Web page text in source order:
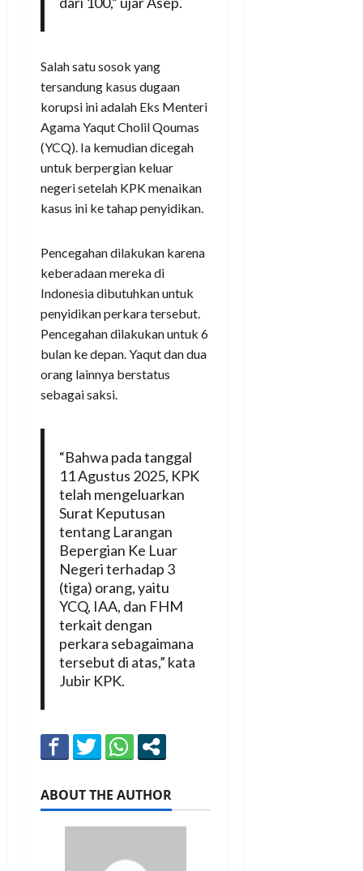
Salah satu sosok yang
tersandung kasus dugaan
korupsi ini adalah Eks Menteri
Agama Yaqut Cholil Qoumas
(YCQ). Ia kemudian dicegah
untuk berpergian keluar
negeri setelah KPK menaikan
kasus ini ke tahap penyidikan.
Pencegahan dilakukan karena
keberadaan mereka di
Indonesia dibutuhkan untuk
penyidikan perkara tersebut.
Pencegahan dilakukan untuk 6
bulan ke depan. Yaqut dan dua
orang lainnya berstatus
sebagai saksi.
“Bahwa pada tanggal
11 Agustus 2025, KPK
telah mengeluarkan
Surat Keputusan
tentang Larangan
Bepergian Ke Luar
Negeri terhadap 3
(tiga) orang, yaitu
YCQ, IAA, dan FHM
terkait dengan
perkara sebagaimana
tersebut di atas,” kata
Jubir KPK.
ABOUT THE AUTHOR